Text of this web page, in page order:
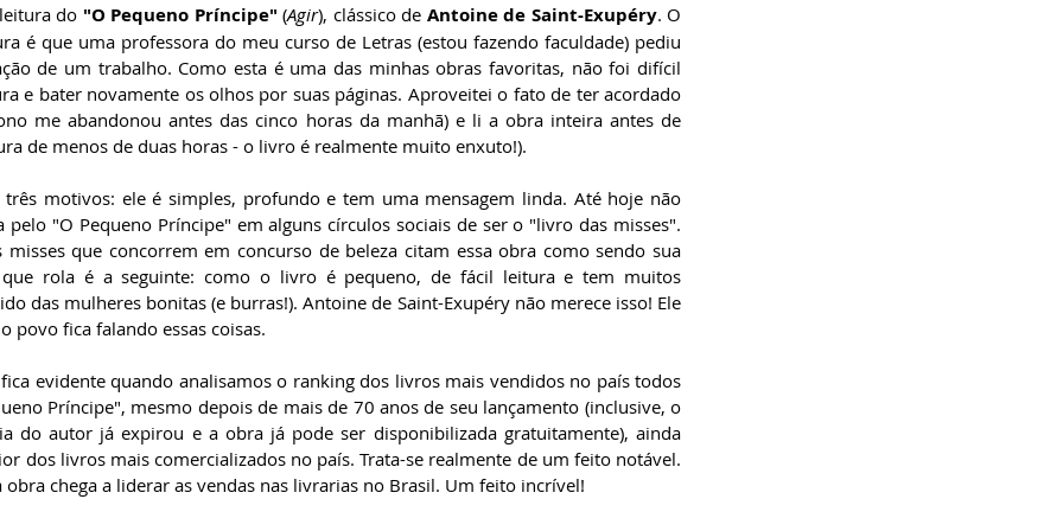
do "O Pequeno Príncipe" (Agir), clássico de Antoine de Saint-Exupéry. O
é que uma professora do meu curso de Letras (estou fazendo faculdade) pediu
de um trabalho. Como esta é uma das minhas obras favoritas, não foi difícil
e bater novamente os olhos por suas páginas. Aproveitei o fato de ter acordado
me abandonou antes das cinco horas da manhã) e li a obra inteira antes de
de menos de duas horas - o livro é realmente muito enxuto!).
motivos: ele é simples, profundo e tem uma mensagem linda. Até hoje não
pelo "O Pequeno Príncipe" em alguns círculos sociais de ser o "livro das misses".
que concorrem em concurso de beleza citam essa obra como sendo sua
rola é a seguinte: como o livro é pequeno, de fácil leitura e tem muitos
das mulheres bonitas (e burras!). Antoine de Saint-Exupéry não merece isso! Ele
povo fica falando essas coisas.
evidente quando analisamos o ranking dos livros mais vendidos no país todos
Príncipe", mesmo depois de mais de 70 anos de seu lançamento (inclusive, o
do autor já expirou e a obra já pode ser disponibilizada gratuitamente), ainda
dos livros mais comercializados no país. Trata-se realmente de um feito notável.
obra chega a liderar as vendas nas livrarias no Brasil. Um feito incrível!